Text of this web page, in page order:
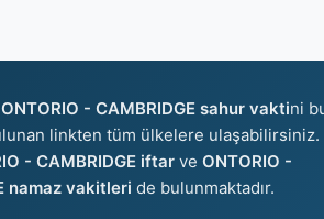
ONTORIO - CAMBRIDGE sahur vaktini
linkten tüm ülkelere ulaşabilirsiniz.
- CAMBRIDGE iftar ve ONTORIO -
namaz vakitleri de bulunmaktadır.